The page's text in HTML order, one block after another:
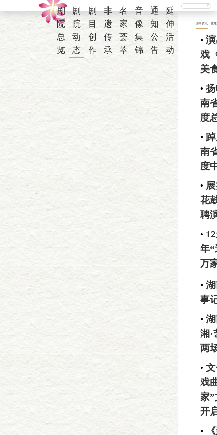
剧
院
总
览
剧
院
动
态
剧
目
创
作
非
遗
传
承
名
家
荟
萃
音
像
集
锦
通
知
公
告
延
伸
活
动
演出资讯 党建
•
戏
美
•
南
度
•
南
度
•
花
聘
•
年“
万
•
事
•
湘·
两
•
戏
家
开
•